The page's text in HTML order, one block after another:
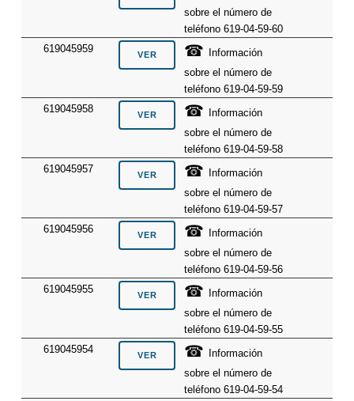
sobre el número de
teléfono 619-04-59-60
619045959
☎ Información
sobre el número de
teléfono 619-04-59-59
619045958
☎ Información
sobre el número de
teléfono 619-04-59-58
619045957
☎ Información
sobre el número de
teléfono 619-04-59-57
619045956
☎ Información
sobre el número de
teléfono 619-04-59-56
619045955
☎ Información
sobre el número de
teléfono 619-04-59-55
619045954
☎ Información
sobre el número de
teléfono 619-04-59-54